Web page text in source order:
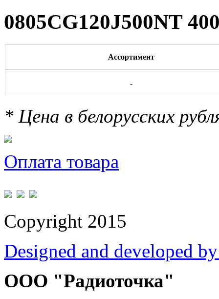
0805CG120J500NT
Ассортимент
-
* Цена в белорусских
Оплата товара
Copyright 2015
Designed and developed
ООО "Радиоточка"